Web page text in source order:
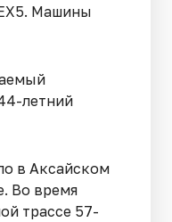
Машины
летний
в Аксайском
Во время
трассе 57-